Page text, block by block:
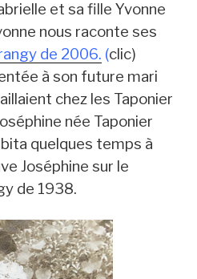
et sa fille Yvonne
nous raconte ses
de 2006. (clic)
à son future mari
chez les Taponier
née Taponier
quelques temps à
Joséphine sur le
de 1938.